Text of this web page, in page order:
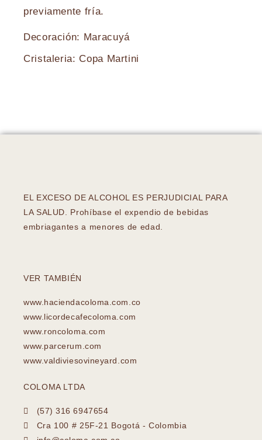
previamente fría.
Decoración: Maracuyá
Cristaleria: Copa Martini
EL EXCESO DE ALCOHOL ES PERJUDICIAL PARA
LA SALUD. Prohíbase el expendio de bebidas
embriagantes a menores de edad.
VER TAMBIÉN
www.haciendacoloma.com.co
www.licordecafecoloma.com
www.roncoloma.com
www.parcerum.com
www.valdiviesovineyard.com
COLOMA LTDA
(57) 316 6947654
Cra 100 # 25F-21 Bogotá - Colombia